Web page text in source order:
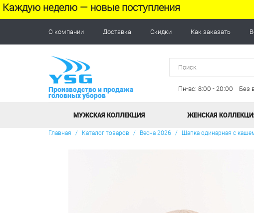
Каждую неделю — новые поступления
О компании Доставка Скидки Как заказать
Производство и продажа
головных уборов
Пн-вс: 8:00 - 20:00 Без
МУЖСКАЯ КОЛЛЕКЦИЯ ЖЕНСКАЯ
Главная / Каталог товаров / Весна 2026 / Шапка одинарная с